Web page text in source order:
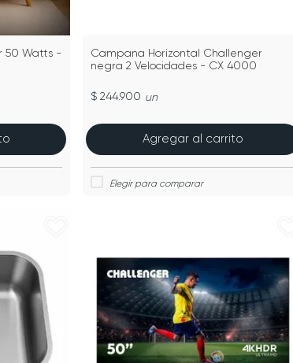
50 Watts -
Campana Horizontal Challenger
negra 2 Velocidades - CX 4000
$ 244.900 un
Agregar al carrito